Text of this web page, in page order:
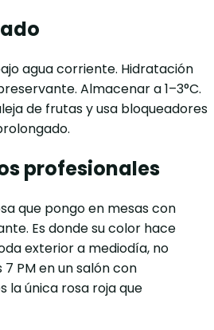
agua corriente. Hidratación
Almacenar a 1–3°C.
de frutas y usa bloqueadores
profesionales
que pongo en mesas con
Es donde su color hace
exterior a mediodía, no
7 PM en un salón con
la única rosa roja que